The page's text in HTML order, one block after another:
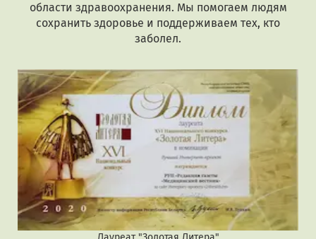
области здравоохранения. Мы помогаем людям
сохранить здоровье и поддерживаем тех, кто
заболел.